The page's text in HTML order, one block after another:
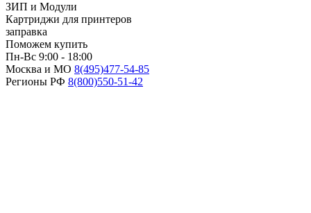
ЗИП и Модули
Картриджи для принтеров
заправка
Поможем купить
Пн-Вс 9:00 - 18:00
Москва и МО 8(495)477-54-85
Регионы РФ 8(800)550-51-42